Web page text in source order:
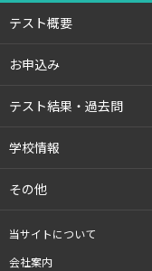
テスト概要
お申込み
テスト結果・過去問
学校情報
その他
当サイトについて
会社案内